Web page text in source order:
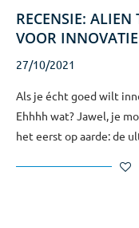
RECENSIE:
VOOR INNOVATIE
27/10/2021
Als je écht goed wilt
Ehhhh wat? Jawel, je
het eerst op aarde: de